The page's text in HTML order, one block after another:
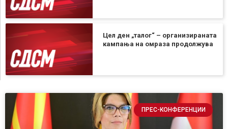
Цел ден „талог“ – организираната
кампања на омраза продолжува
ПРЕС-КОНФЕРЕНЦИИ